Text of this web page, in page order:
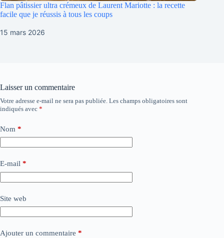
Flan pâtissier ultra crémeux de Laurent Mariotte : la recette
facile que je réussis à tous les coups
15 mars 2026
Laisser un commentaire
Votre adresse e-mail ne sera pas publiée. Les champs obligatoires sont
indiqués avec *
Nom *
E-mail *
Site web
Ajouter un commentaire *